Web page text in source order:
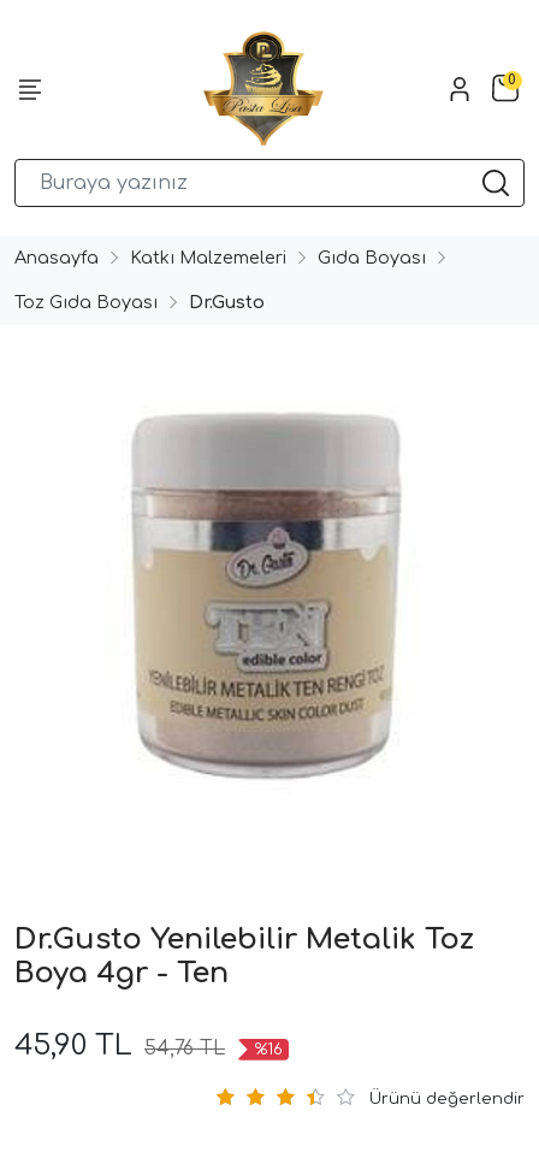
0
Anasayfa Katkı Malzemeleri Gıda Boyası
Toz Gıda Boyası Dr.Gusto
Dr.Gusto Yenilebilir Metalik Toz
Boya 4gr - Ten
45,90 TL 54,76 TL %16
Ürünü değerlendir